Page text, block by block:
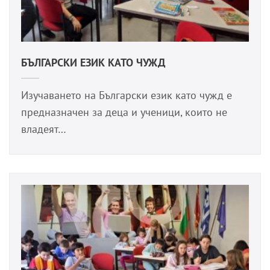
БЪЛГАРСКИ ЕЗИК КАТО ЧУЖД
Изучаването на Български език като чужд е
предназначен за деца и ученици, които не
владеят…